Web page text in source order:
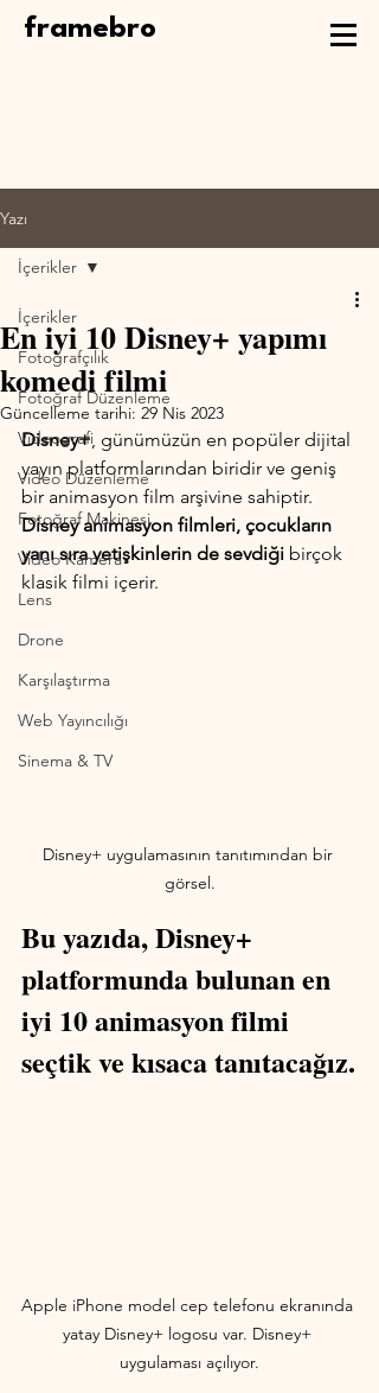
framebro
Yazı
İçerikler
Fotoğrafçılık
Fotoğraf Düzenleme
Videografi
Video Düzenleme
Fotoğraf Makinesi
Video Kamera
Lens
Drone
Karşılaştırma
Web Yayıncılığı
Sinema & TV
İçerikler
En iyi 10 Disney+ yapımı
komedi filmi
Güncelleme tarihi: 29 Nis 2023
Disney+, günümüzün en popüler dijital
yayın platformlarından biridir ve geniş
bir animasyon film arşivine sahiptir.
Disney animasyon filmleri, çocukların
yanı sıra yetişkinlerin de sevdiği birçok
klasik filmi içerir.
Disney+ uygulamasının tanıtımından bir
görsel.
Bu yazıda, Disney+
platformunda bulunan en
iyi 10 animasyon filmi
seçtik ve kısaca tanıtacağız.
Apple iPhone model cep telefonu ekranında
yatay Disney+ logosu var. Disney+
uygulaması açılıyor.